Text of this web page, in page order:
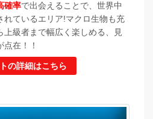
確率で出会えることで、世界中
れているエリア!マクロ生物も充
級者まで幅広く楽しめる、見
在！！
の詳細はこちら